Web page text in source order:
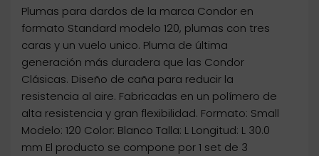
Plumas para dardos de la marca Condor en
formato Standard modelo 120, plumas con tres
caras y un vuelo unico. Pluma de última
generación más duradera que las Condor
Clásicas. Diseño de caña para reducir la
resistencia al aire. Fabricadas en un polímero de
alta resistencia y gran flexibilidad. Formato: Small
Modelo: 120 Color: Blanco Talla: L Longitud: L 30.0
mm El producto se compone por 1 set de 3